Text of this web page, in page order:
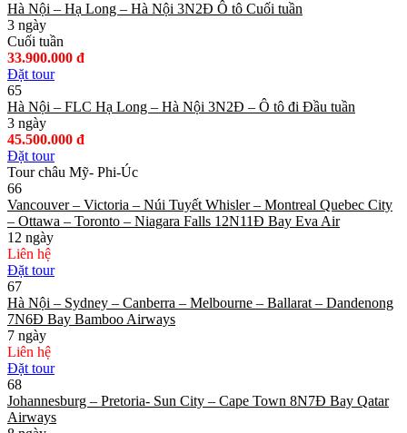
Hà Nội – Hạ Long – Hà Nội 3N2Đ Ô tô Cuối tuần
3 ngày
Cuối tuần
33.900.000 đ
Đặt tour
65
Hà Nội – FLC Hạ Long – Hà Nội 3N2Đ – Ô tô đi Đầu tuần
3 ngày
45.500.000 đ
Đặt tour
Tour châu Mỹ- Phi-Úc
66
Vancouver – Victoria – Núi Tuyết Whisler – Montreal Quebec City
– Ottawa – Toronto – Niagara Falls 12N11Đ Bay Eva Air
12 ngày
Liên hệ
Đặt tour
67
Hà Nội – Sydney – Canberra – Melbourne – Ballarat – Dandenong
7N6Đ Bay Bamboo Airways
7 ngày
Liên hệ
Đặt tour
68
Johannesburg – Pretoria- Sun City – Cape Town 8N7Đ Bay Qatar
Airways